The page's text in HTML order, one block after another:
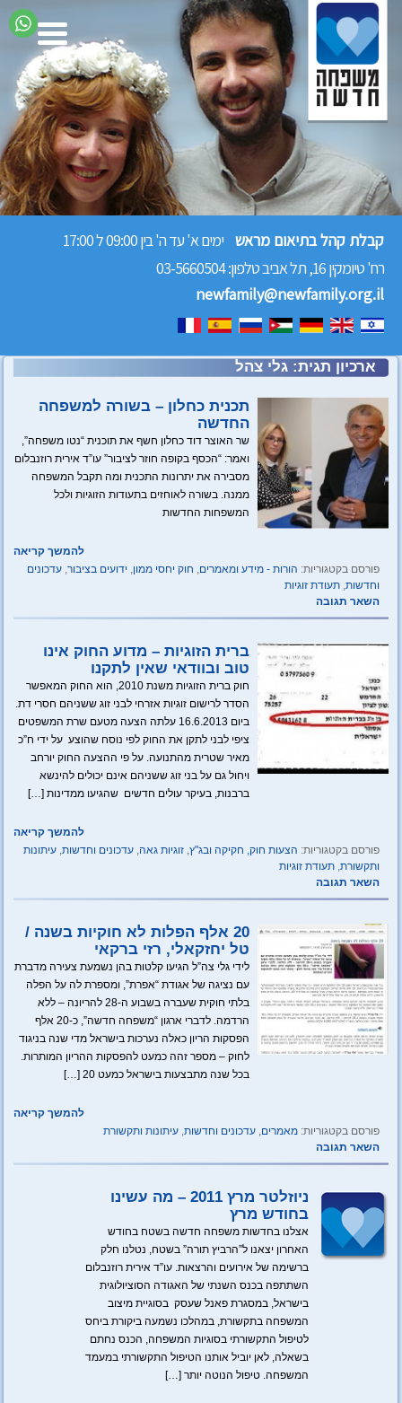
קבלת קהל בתיאום מראש ימים א' עד ה' בין 09:00 ל 17:00
רח' טיומקין 16, תל אביב
טלפון: 03-5660504
newfamily@newfamily.org.il
ארכיון תגית:גלי צהל
תכנית כחלון – בשורה למשפחה
החדשה
שר האוצר דוד כחלון חשף את תוכנית “נטו משפחה”,
ואמר: “הכסף בקופה חוזר לציבור” עו”ד אירית רוזנבלום
מסבירה את יתרונות התכנית ומה תקבל המשפחה
ממנה. בשורה לאוחזים בתעודות הזוגיות ולכל
המשפחות החדשות
להמשך קריאה
פורסם בקטגוריות: הורות - מידע ומאמרים, חוק יחסי ממון, ידועים בציבור,עדכונים
וחדשות,תעודת זוגיות
השאר תגובה
ברית הזוגיות – מדוע החוק אינו
טוב ובוודאי שאין לתקנו
חוק ברית הזוגיות משנת 2010, הוא החוק המאפשר
הסדר לרישום זוגיות אזרחי לבני זוג ששניהם חסרי דת.
ביום 16.6.2013 עלתה הצעה מטעם שרת המשפטים
ציפי לבני לתקן את החוק לפי נוסח שהוצע על ידי ח”כ
מאיר שטרית מהתנועה. על פי ההצעה החוק יורחב
ויחול גם על בני זוג ששניהם אינם יכולים להינשא
ברבנות, בעיקר עולים חדשים שהגיעו ממדינות […]
להמשך קריאה
פורסם בקטגוריות: הצעות חוק, חקיקה ובג"ץ,זוגיות גאה,עדכונים וחדשות,עיתונות
ותקשורת,תעודת זוגיות
השאר תגובה
20 אלף הפלות לא חוקיות בשנה /
טל יחזקאלי, רזי ברקאי
לידי גלי צה”ל הגיעו קלטות בהן נשמעת צעירה מדברת
עם נציגה של אגודת “אפרת”, ומספרת לה על הפלה
בלתי חוקית שעברה בשבוע ה-28 להריונה – ללא
הרדמה. לדברי ארגון “משפחה חדשה”, כ-20 אלף
הפסקות הריון כאלה נערכות בישראל מדי שנה בניגוד
לחוק – מספר זהה כמעט להפסקות ההריון המותרות.
בכל שנה מתבצעות בישראל כמעט 20 […]
להמשך קריאה
פורסם בקטגוריות:מאמרים,עדכונים וחדשות,עיתונות ותקשורת
השאר תגובה
ניוזלטר מרץ 2011 – מה עשינו
בחודש מרץ
אצלנו בחדשות משפחה חדשה בשטח בחודש
האחרון יצאנו ל”הרביץ תורה” בשטח, נטלנו חלק
ברשימה של אירועים והרצאות. עו”ד אירית רוזנבלום
השתתפה בכנס השנתי של האגודה הסוציולוגית
בישראל, במסגרת פאנל שעסק בסוגיית מיצוב
המשפחה בתקשורת, במהלכו נשמעה ביקורת ביחס
לטיפול התקשורתי בסוגיות המשפחה, הכנס נחתם
בשאלה, לאן יוביל אותנו הטיפול התקשורתי במעמד
המשפחה. טיפול הנוטה יותר […]